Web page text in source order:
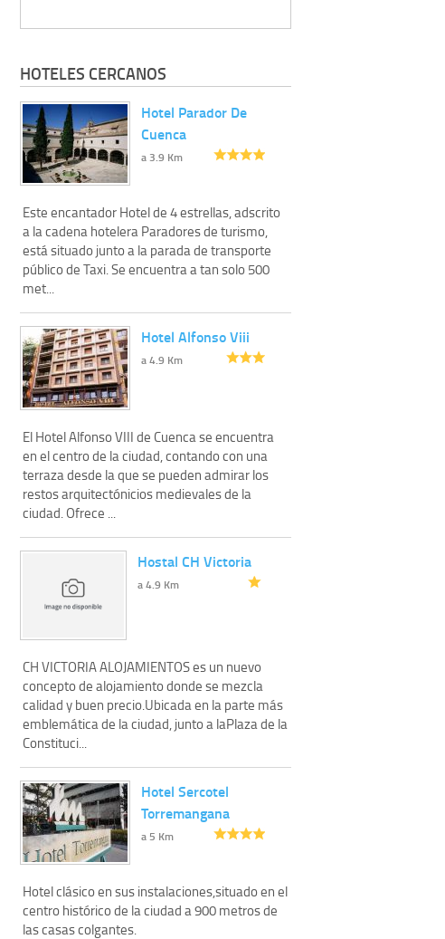
HOTELES CERCANOS
Hotel Parador De
Cuenca
a 3.9 Km
Este encantador Hotel de 4 estrellas, adscrito
a la cadena hotelera Paradores de turismo,
está situado junto a la parada de transporte
público de Taxi. Se encuentra a tan solo 500
met...
Hotel Alfonso Viii
a 4.9 Km
El Hotel Alfonso VIII de Cuenca se encuentra
en el centro de la ciudad, contando con una
terraza desde la que se pueden admirar los
restos arquitectónicios medievales de la
ciudad. Ofrece ...
Hostal CH Victoria
a 4.9 Km
CH VICTORIA ALOJAMIENTOS es un nuevo
concepto de alojamiento donde se mezcla
calidad y buen precio.Ubicada en la parte más
emblemática de la ciudad, junto a laPlaza de la
Constituci...
Hotel Sercotel
Torremangana
a 5 Km
Hotel clásico en sus instalaciones,situado en el
centro histórico de la ciudad a 900 metros de
las casas colgantes.